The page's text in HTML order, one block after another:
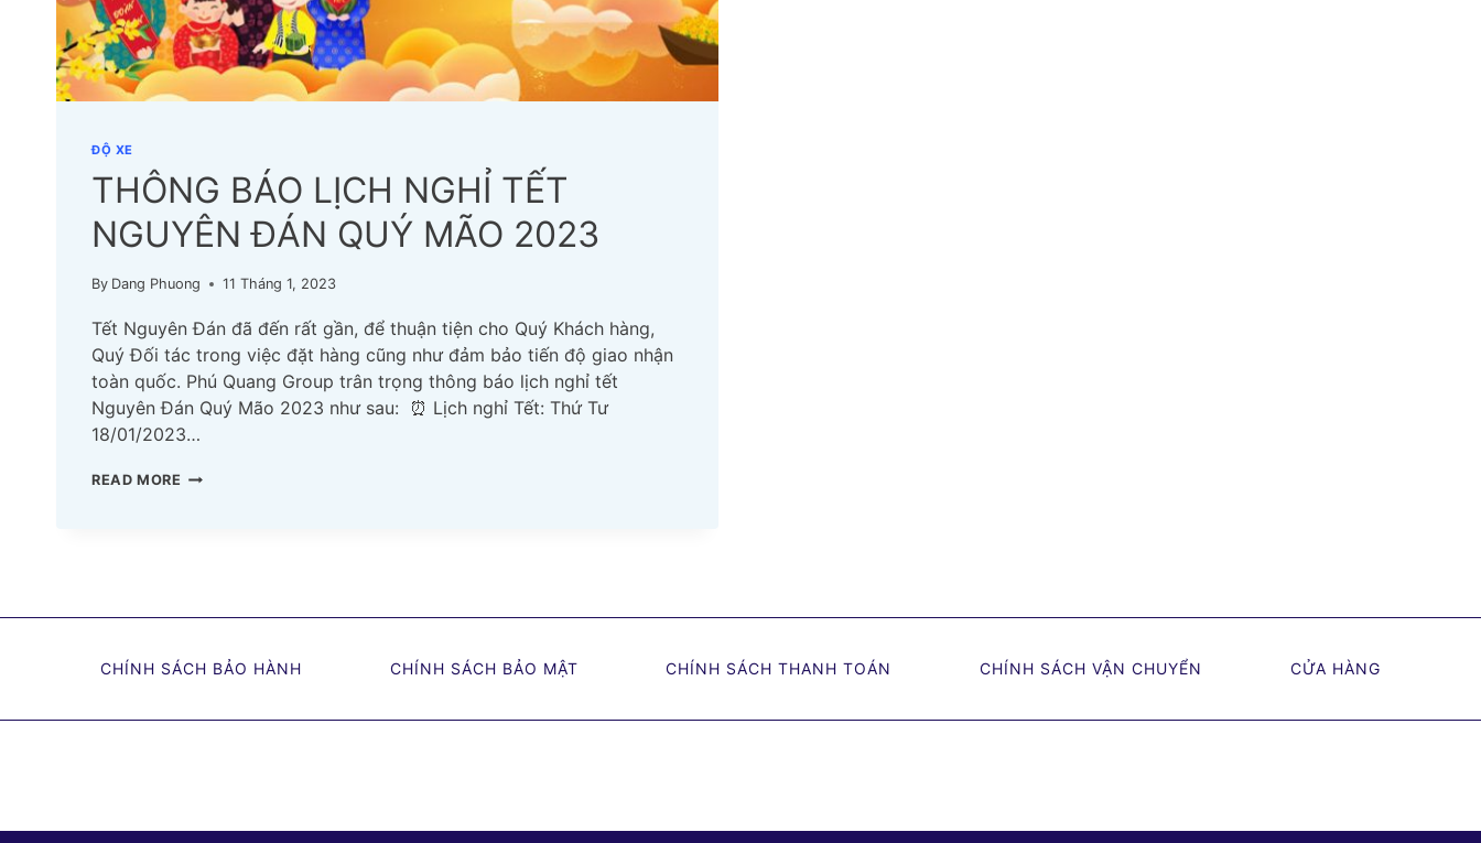
ĐỘ XE
THÔNG BÁO LỊCH NGHỈ TẾT
NGUYÊN ĐÁN QUÝ MÃO 2023
By Dang Phuong 11 Tháng 1, 2023
Tết Nguyên Đán đã đến rất gần, để thuận tiện cho Quý Khách hàng,
Quý Đối tác trong việc đặt hàng cũng như đảm bảo tiến độ giao nhận
toàn quốc. Phú Quang Group trân trọng thông báo lịch nghỉ tết
Nguyên Đán Quý Mão 2023 như sau: ⏰ Lịch nghỉ Tết: Thứ Tư
18/01/2023…
READ MORE THÔNG
QUÝ
CHÍNH SÁCH BẢO HÀNH CHÍNH SÁCH BẢO MẬT CHÍNH SÁCH THANH TOÁN CHÍNH SÁCH VẬN CHUYỂN CỬA HÀNG